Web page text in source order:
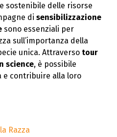
sostenibile delle risorse
di sensibilizzazione
sono essenziali per
sull’importanza della
unica. Attraverso tour
science, è possibile
e contribuire alla loro
Razza